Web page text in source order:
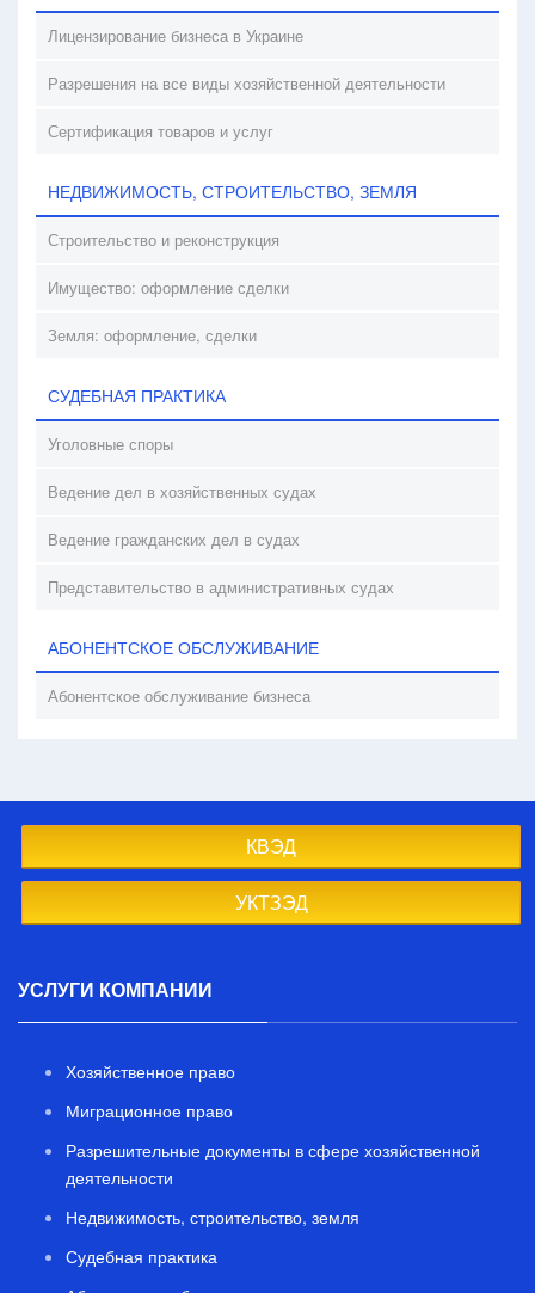
Лицензирование бизнеса в Украине
Разрешения на все виды хозяйственной деятельности
Сертификация товаров и услуг
НЕДВИЖИМОСТЬ, СТРОИТЕЛЬСТВО, ЗЕМЛЯ
Строительство и реконструкция
Имущество: оформление сделки
Земля: оформление, сделки
СУДЕБНАЯ ПРАКТИКА
Уголовные споры
Ведение дел в хозяйственных судах
Ведение гражданских дел в судах
Представительство в административных судах
АБОНЕНТСКОЕ ОБСЛУЖИВАНИЕ
Абонентское обслуживание бизнеса
КВЭД
УКТЗЭД
УСЛУГИ КОМПАНИИ
Хозяйственное право
Миграционное право
Разрешительные документы в сфере хозяйственной
деятельности
Недвижимость, строительство, земля
Судебная практика